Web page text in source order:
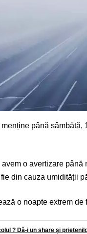
până sâmbătă,
o avertizare până
din cauza umidității
o noapte extrem
? Dă-i un share și